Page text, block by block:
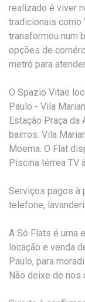
realizado é viver
tradicionais como
transformou num
opções de
metrô para
O Spazio Vitae
Paulo - Vila
Estação Praça da
bairros: Vila
Moema. O Flat
Piscina térrea TV
Serviços pagos à
telefone,
A Só Flats é uma
locação e venda
Paulo, para
Não deixe de nos